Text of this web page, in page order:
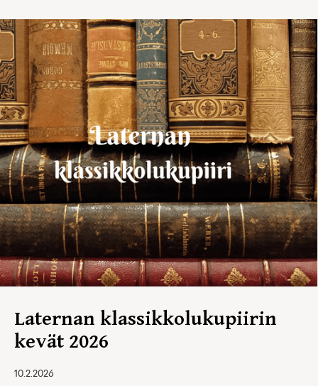
Laternan klassikkolukupiirin
kevät 2026
10.2.2026